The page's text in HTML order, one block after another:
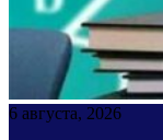
6 августа, 2026